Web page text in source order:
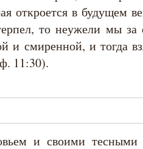
откроется в будущем
то неужели мы за
и смиренной, и тогда
11:30).
и своими тесными